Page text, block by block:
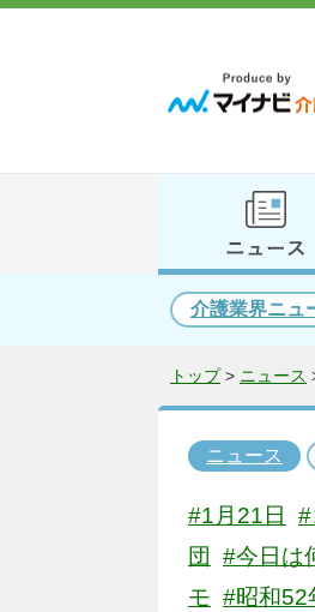
介護業界ニュ
トップ> ニュース
ニュース
#1月21日
団
#今日は
モ #昭和52